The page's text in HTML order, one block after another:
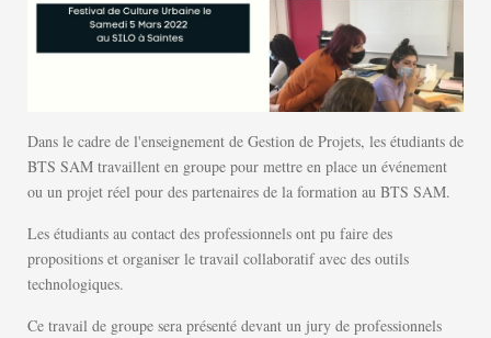
Dans le cadre de l'enseignement de Gestion de Projets, les étudiants de
BTS SAM travaillent en groupe pour mettre en place un événement
ou un projet réel pour des partenaires de la formation au BTS SAM.
Les étudiants au contact des professionnels ont pu faire des
propositions et organiser le travail collaboratif avec des outils
technologiques.
Ce travail de groupe sera présenté devant un jury de professionnels